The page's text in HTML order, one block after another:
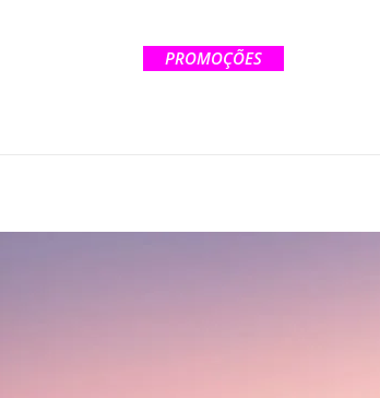
PROMOÇÕES